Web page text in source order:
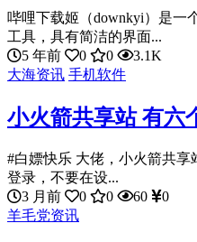
哔哩下载姬（downkyi）是一
工具，具有简洁的界面...
5 年前
0 0
3.1K
大海资讯 手机软件
小火箭共享站 有六
#白嫖快乐 大佬，小火箭共享
登录，不要在设...
3 月前
0 0 60
0
羊毛党资讯